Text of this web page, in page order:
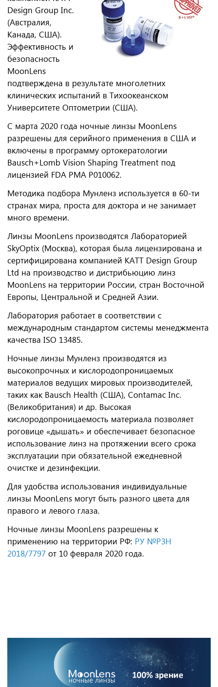
Design Group Inc.
(Австралия,
Канада, США).
Эффективность и
безопасность
MoonLens
подтверждена в результате многолетних
клинических испытаний в Тихоокеанском
Университете Оптометрии (США).
С марта 2020 года ночные линзы MoonLens
разрешены для серийного применения в США и
включены в программу ортокератологии
Bausch+Lomb Vision Shaping Treatment под
лицензией FDA PMA P010062.
Методика подбора Мунленз используется в 60-ти
странах мира, проста для доктора и не занимает
много времени.
Линзы MoonLens производятся Лабораторией
SkyOptix (Москва), которая была лицензирована и
сертифицирована компанией KATT Design Group
Ltd на производство и дистрибьюцию линз
MoonLens на территории России, стран Восточной
Европы, Центральной и Средней Азии.
Лаборатория работает в соответствии с
международным стандартом системы менеджмента
качества ISO 13485.
Ночные линзы Мунленз производятся из
высокопрочных и кислородопроницаемых
материалов ведущих мировых производителей,
таких как Bausch Health (США), Contamac Inc.
(Великобритания) и др. Высокая
кислородопроницаемость материала позволяет
роговице «дышать» и обеспечивает безопасное
использование линз на протяжении всего срока
эксплуатации при обязательной ежедневной
очистке и дезинфекции.
Для удобства использования индивидуальные
линзы MoonLens могут быть разного цвета для
правого и левого глаза.
Ночные линзы MoonLens разрешены к
применению на территории РФ: РУ №РЗН
2018/7797 от 10 февраля 2020 года.